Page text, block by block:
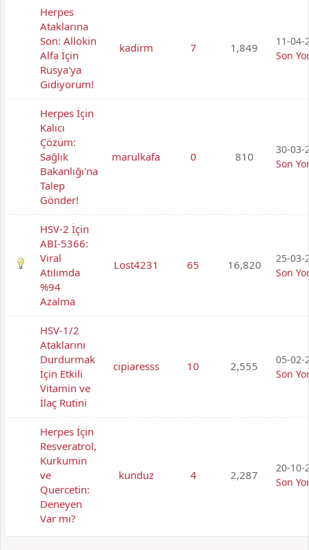
Herpes
Ataklarına
Son: Allokin
Alfa İçin
Rusya'ya
Gidiyorum!
kadirm 7 1,849
11-04-
Son
Herpes İçin
Kalıcı
Çözüm:
Sağlık
Bakanlığı'na
Talep
Gönder!
marulkafa 0 810
30-03-
Son
HSV-2 İçin
ABI-5366:
Viral
Atılımda
%94
Azalma
Lost4231 65 16,820
25-03-
Son
HSV-1/2
Ataklarını
Durdurmak
İçin Etkili
Vitamin ve
İlaç Rutini
cipiaresss 10 2,555
05-02-
Son
Herpes İçin
Resveratrol,
Kurkumin
ve
Quercetin:
Deneyen
Var mı?
kunduz 4 2,287
20-10-
Son